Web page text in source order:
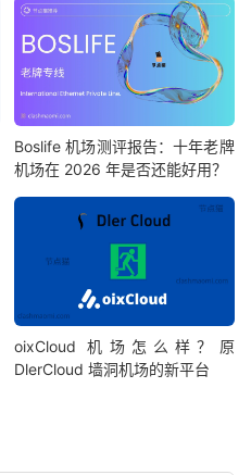
Boslife 机场测评报告：十年老牌
机场在 2026 年是否还能好用？
oixCloud 机场怎么样？原
DlerCloud 墙洞机场的新平台